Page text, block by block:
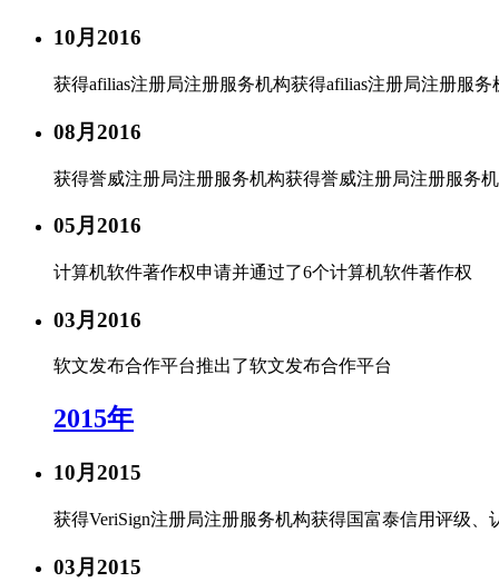
提供全方位互联网品牌推广营销服务
企商机
营销推广利器 让更多客户主动找上门
SEO优化
使网站更适合搜索引擎的索引原则
网站运营
激发您的网站活力
联络我们，将以最好的服务回馈您
公司风采
公司环境、团队风采、户外旅游
10月 2016
获得afilias注册局注册服务机构获得afilias注册局注册服务
08月 2016
获得誉威注册局注册服务机构获得誉威注册局注册服务
05月 2016
计算机软件著作权申请并通过了6个计算机软件著作权
03月 2016
软文发布合作平台推出了软文发布合作平台
2015年
10月 2015
获得VeriSign注册局注册服务机构获得国富泰信用评级、
03月 2015